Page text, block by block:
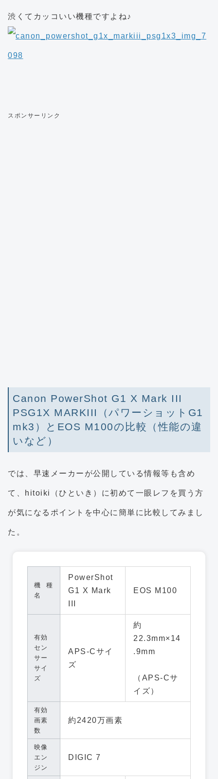
渋くてカッコいい機種ですよね♪
スポンサーリンク
Canon PowerShot G1 X Mark III
PSG1X MARKIII（パワーショットG1
mk3）とEOS M100の比較（性能の違
いなど）
では、早速メーカーが公開している情報等も含め
て、hitoiki（ひといき）に初めて一眼レフを買う方
が気になるポイントを中心に簡単に比較してみまし
た。
機種
名
PowerShot
G1 X Mark
EOS M100
有効
セン
サー
サイ
ズ
APS-Cサイ
ズ
約
22.3mm×14
.9mm
（APS-Cサ
イズ）
有効
画素
数
約2420万画素
映像
エン
ジン
DIGIC 7